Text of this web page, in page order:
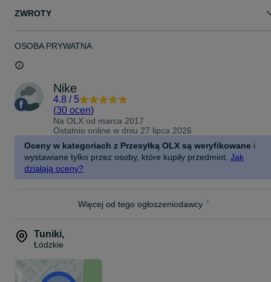
ZWROTY
OSOBA PRYWATNA
Nike
4.8 / 5
(30 ocen)
Na OLX od marca 2017
Ostatnio online w dniu 27 lipca 2026
Oceny w kategoriach z Przesyłką OLX są weryfikowane i
wystawiane tylko przez osoby, które kupiły przedmiot. Jak
działają oceny?
Więcej od tego ogłoszeniodawcy
Tuniki,
Łódzkie